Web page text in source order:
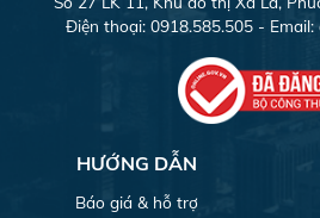
Điện thoại: 0918.585.505 - Email:
HƯỚNG DẪN
Báo giá & hỗ trợ